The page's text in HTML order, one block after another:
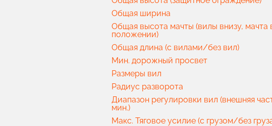
Общая ширина
Общая высота мачты (вилы внизу, мачта
положении)
Общая длина (с вилами/без вил)
Мин. дорожный просвет
Размеры вил
Радиус разворота
Диапазон регулировки вил (внешняя
мин.)
Макс. Тяговое усилие (с грузом/без